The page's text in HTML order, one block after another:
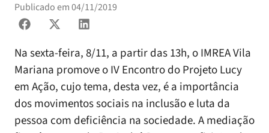
Publicado em04/11/2019
Na sexta-feira, 8/11, a partir das 13h, o IMREA Vila
Mariana promove o IV Encontro do Projeto Lucy
em Ação, cujo tema, desta vez, é a importância
dos movimentos sociais na inclusão e luta da
pessoa com deficiência na sociedade. A mediação